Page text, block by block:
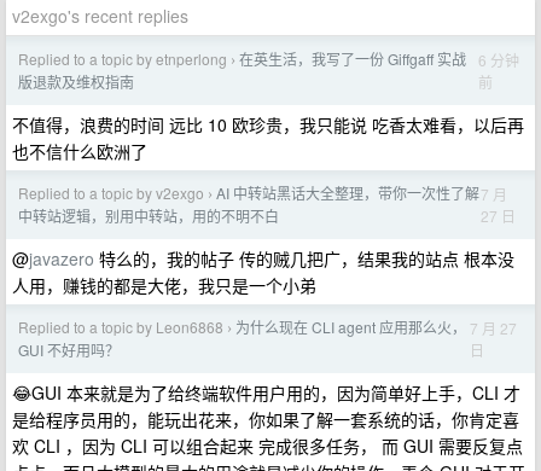
v2exgo's recent replies
Replied to a topic by etnperlong › 在英生活，我写了一份 Giffgaff 实战
版退款及维权指南
6 分钟
前
不值得，浪费的时间 远比 10 欧珍贵，我只能说 吃香太难看，以后再
也不信什么欧洲了
Replied to a topic by v2exgo › AI 中转站黑话大全整理，带你一次性了解
中转站逻辑，别用中转站，用的不明不白
7 月
27 日
@javazero 特么的，我的帖子 传的贼几把广，结果我的站点 根本没
人用，赚钱的都是大佬，我只是一个小弟
Replied to a topic by Leon6868 › 为什么现在 CLI agent 应用那么火，
GUI 不好用吗？
7 月 27
日
😂GUI 本来就是为了给终端软件用户用的，因为简单好上手，CLI 才
是给程序员用的，能玩出花来，你如果了解一套系统的话，你肯定喜
欢 CLI ，因为 CLI 可以组合起来 完成很多任务， 而 GUI 需要反复点